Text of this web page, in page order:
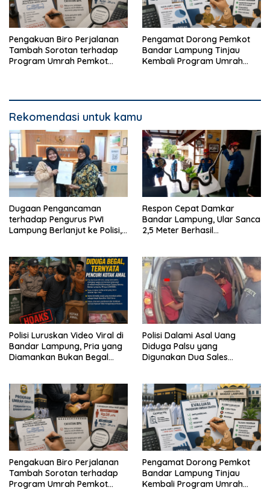
Pengakuan Biro Perjalanan
Tambah Sorotan terhadap
Program Umrah Pemkot
Pengamat Dorong Pemkot
Bandar Lampung Tinjau
Kembali Program Umrah
Rekomendasi untuk kamu
Dugaan Pengancaman
terhadap Pengurus PWI
Lampung Berlanjut ke Polisi,
Respon Cepat Damkar
Bandar Lampung, Ular Sanca
2,5 Meter Berhasil
Polisi Luruskan Video Viral di
Bandar Lampung, Pria yang
Diamankan Bukan Begal
Polisi Dalami Asal Uang
Diduga Palsu yang
Digunakan Dua Sales
Pengakuan Biro Perjalanan
Tambah Sorotan terhadap
Program Umrah Pemkot
Pengamat Dorong Pemkot
Bandar Lampung Tinjau
Kembali Program Umrah